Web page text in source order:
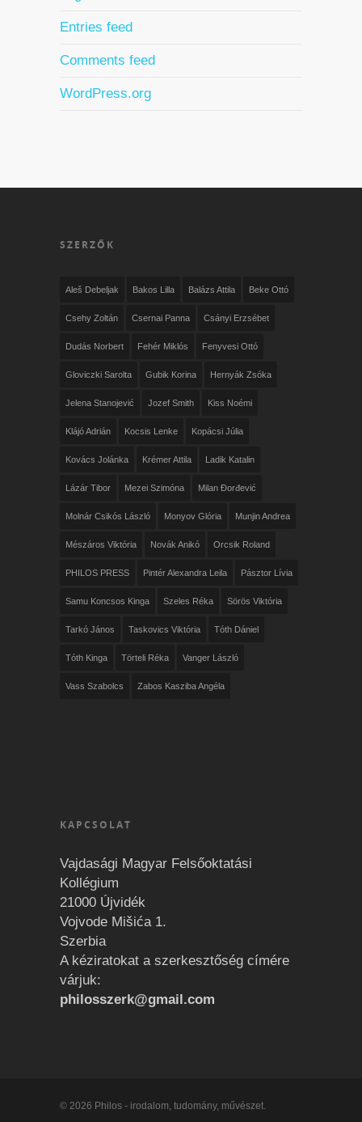
Entries feed
Comments feed
WordPress.org
SZERZŐK
Aleš Debeljak Bakos Lilla Balázs Attila Beke Ottó
Csehy Zoltán Csernai Panna Csányi Erzsébet
Dudás Norbert Fehér Miklós Fenyvesi Ottó
Gloviczki Sarolta Gubik Korina Hernyák Zsóka
Jelena Stanojević Jozef Smith Kiss Noémi
Klájó Adrián Kocsis Lenke Kopácsi Júlia
Kovács Jolánka Krémer Attila Ladik Katalin
Lázár Tibor Mezei Szimóna Milan Đorđević
Molnár Csikós László Monyov Glória Munjin Andrea
Mészáros Viktória Novák Anikó Orcsik Roland
PHILOS PRESS Pintér Alexandra Leila Pásztor Lívia
Samu Koncsos Kinga Szeles Réka Sörös Viktória
Tarkó János Taskovics Viktória Tóth Dániel
Tóth Kinga Törteli Réka Vanger László
Vass Szabolcs Zabos Kasziba Angéla
KAPCSOLAT
Vajdasági Magyar Felsőoktatási
Kollégium
21000 Újvidék
Vojvode Mišića 1.
Szerbia
A kéziratokat a szerkesztőség címére
várjuk:
philosszerk@gmail.com
© 2026 Philos - irodalom, tudomány, művészet.